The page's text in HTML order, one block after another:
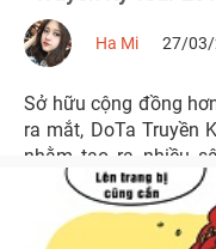
Ha Mi 27/03/
Sở hữu cộng đồng
ra mắt, DoTa Truyền
nhằm tạo ra nhiều
đồng ngày càng